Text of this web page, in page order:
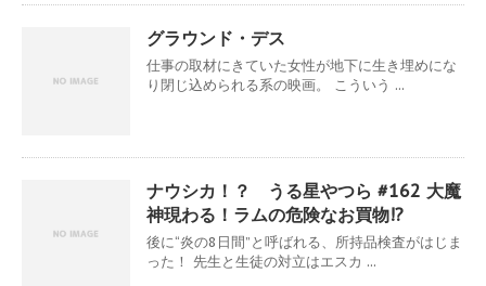
グラウンド・デス
仕事の取材にきていた女性が地下に生き埋めにな
り閉じ込められる系の映画。 こういう ...
ナウシカ！？ うる星やつら #162 大魔
神現わる！ラムの危険なお買物!?
後に“炎の8日間”と呼ばれる、所持品検査がはじま
った！ 先生と生徒の対立はエスカ ...